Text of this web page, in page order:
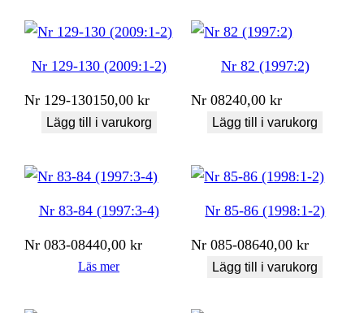
Nr 129-130 (2009:1-2)
Nr 129-130150,00kr
Lägg till i varukorg
Nr 82 (1997:2)
Nr 08240,00kr
Lägg till i varukorg
Nr 83-84 (1997:3-4)
Nr 083-08440,00kr
Läs mer
Nr 85-86 (1998:1-2)
Nr 085-08640,00kr
Lägg till i varukorg